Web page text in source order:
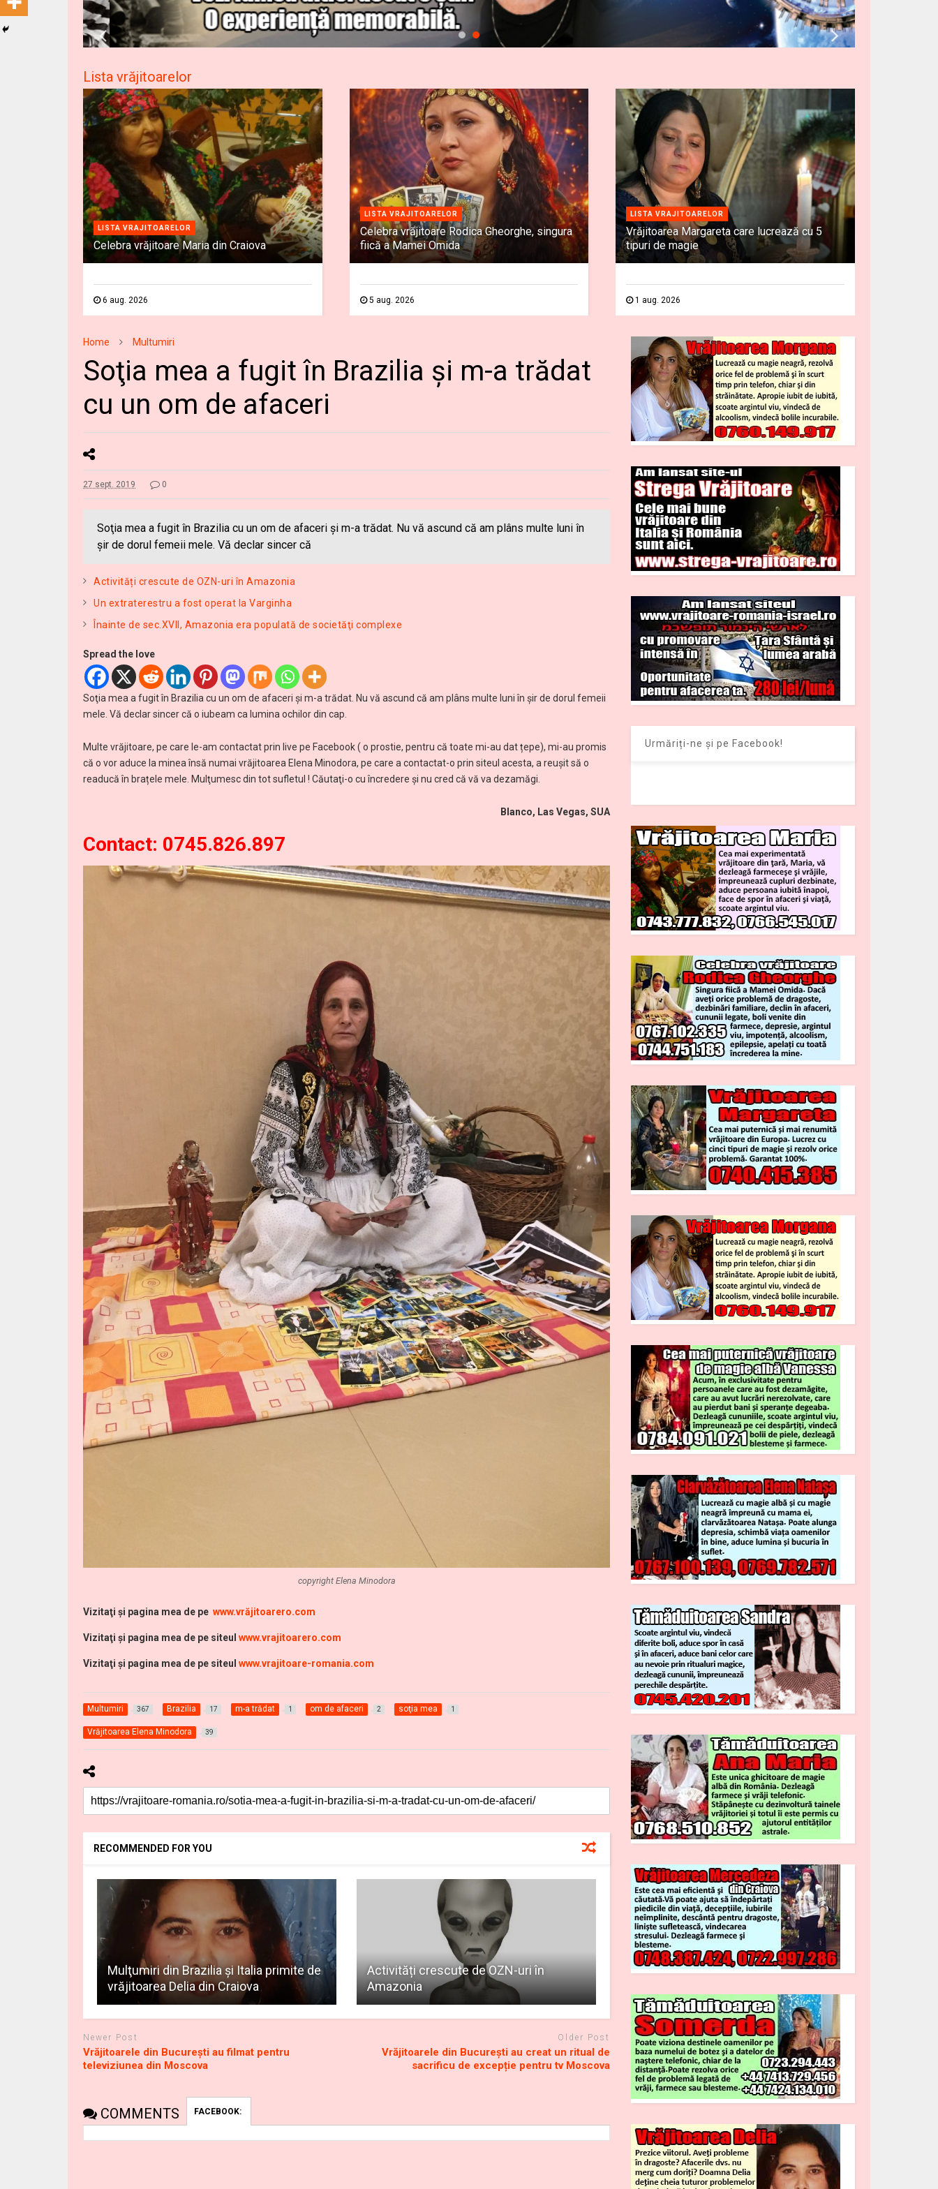
Lista vrăjitoarelor
LISTA VRAJITOARELOR
Celebra vrăjitoare Maria din Craiova
6 aug. 2026
LISTA VRAJITOARELOR
Celebra vrăjitoare Rodica Gheorghe, singura
fiică a Mamei Omida
5 aug. 2026
LISTA VRAJITOARELOR
Vrăjitoarea Margareta care lucrează cu 5
tipuri de magie
1 aug. 2026
Home Multumiri
Soţia mea a fugit în Brazilia şi m-a trădat
cu un om de afaceri
27 sept. 2019 0
Soţia mea a fugit în Brazilia cu un om de afaceri şi m-a trădat. Nu vă ascund că am plâns multe luni în
şir de dorul femeii mele. Vă declar sincer că
Activități crescute de OZN-uri în Amazonia
Un extraterestru a fost operat la Varginha
Înainte de sec.XVII, Amazonia era populată de societăţi complexe
Spread the love
Soţia mea a fugit în Brazilia cu un om de afaceri şi m-a trădat. Nu vă ascund că am plâns multe luni în şir de dorul femeii
mele. Vă declar sincer că o iubeam ca lumina ochilor din cap.
Multe vrăjitoare, pe care le-am contactat prin live pe Facebook ( o prostie, pentru că toate mi-au dat țepe), mi-au promis
că o vor aduce la minea însă numai vrăjitoarea Elena Minodora, pe care a contactat-o prin siteul acesta, a reuşit să o
readucă în brațele mele. Mulţumesc din tot sufletul ! Căutaţi-o cu încredere și nu cred că vă va dezamăgi.
Blanco, Las Vegas, SUA
Contact: 0745.826.897
copyright Elena Minodora
Vizitaţi şi pagina mea de pewww.vrăjitoarero.com
Vizitaţi şi pagina mea de pe siteulwww.vrajitoarero.com
Vizitaţi şi pagina mea de pe siteulwww.vrajitoare-romania.com
Multumiri 367 Brazilia 17 m-a trădat 1 om de afaceri 2 soţia mea 1
Vrăjitoarea Elena Minodora 39
RECOMMENDED FOR YOU
Mulţumiri din Brazilia și Italia primite de
vrăjitoarea Delia din Craiova
Activități crescute de OZN-uri în
Amazonia
Newer Post
Vrăjitoarele din București au filmat pentru
televiziunea din Moscova
Older Post
Vrăjitoarele din București au creat un ritual de
sacrificu de excepție pentru tv Moscova
COMMENTS FACEBOOK:
Urmăriți-ne și pe Facebook!